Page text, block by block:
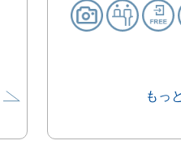
もっ